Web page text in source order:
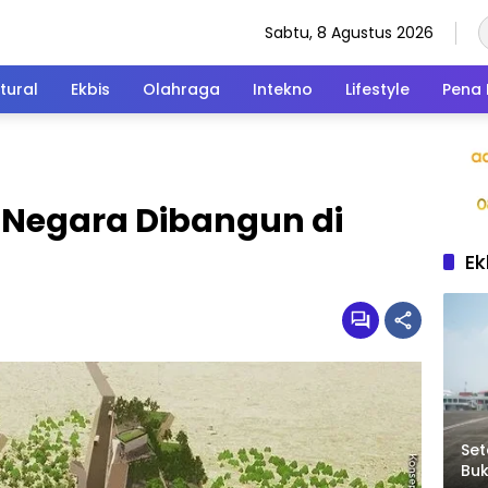
Sabtu, 8 Agustus 2026
Ekbis Olahraga Intekno Lifestyle Pena
Dibangun di